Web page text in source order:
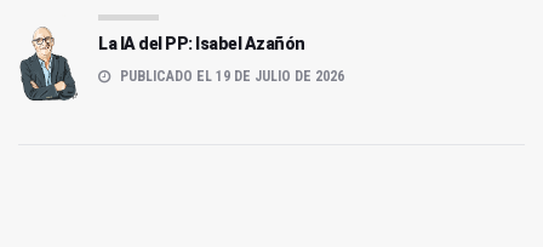
La IA del PP: Isabel Azañón
PUBLICADO EL 19 DE JULIO DE 2026